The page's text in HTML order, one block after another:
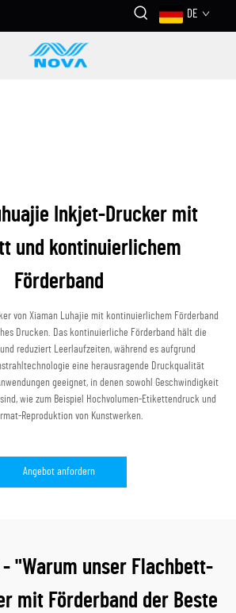
DE
Inkjet-Drucker mit
und kontinuierlichem
Förderband
von Xiaman Luhajie mit kontinuierlichem Förderband
Drucken. Das kontinuierliche Förderband hält die
reduziert Leerlaufzeiten, während es aufgrund
eine herausragende Druckqualität
geeignet, in denen sowohl Geschwindigkeit
wie zum Beispiel Hochvolumen-Etikettendruck und
Reproduktion von Kunstwerken.
Angebot anfordern
"Warum unser Flachbett-
mit Förderband der Beste